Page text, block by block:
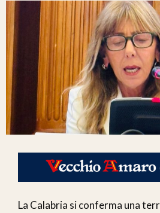
La Calabria si conferma una